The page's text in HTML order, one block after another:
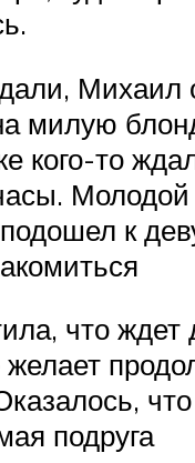
Михаил
милую
кого-то
Молодой
к
что ждет
что
подруга